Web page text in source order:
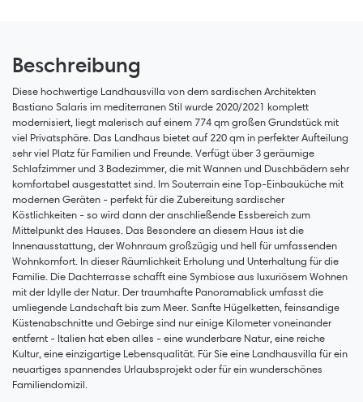
Beschreibung
Diese hochwertige Landhausvilla von dem sardischen Architekten
Bastiano Salaris im mediterranen Stil wurde 2020/2021 komplett
modernisiert, liegt malerisch auf einem 774 qm großen Grundstück mit
viel Privatsphäre. Das Landhaus bietet auf 220 qm in perfekter Aufteilung
sehr viel Platz für Familien und Freunde. Verfügt über 3 geräumige
Schlafzimmer und 3 Badezimmer, die mit Wannen und Duschbädern sehr
komfortabel ausgestattet sind. Im Souterrain eine Top-Einbauküche mit
modernen Geräten - perfekt für die Zubereitung sardischer
Köstlichkeiten - so wird dann der anschließende Essbereich zum
Mittelpunkt des Hauses. Das Besondere an diesem Haus ist die
Innenausstattung, der Wohnraum großzügig und hell für umfassenden
Wohnkomfort. In dieser Räumlichkeit Erholung und Unterhaltung für die
Familie. Die Dachterrasse schafft eine Symbiose aus luxuriösem Wohnen
mit der Idylle der Natur. Der traumhafte Panoramablick umfasst die
umliegende Landschaft bis zum Meer. Sanfte Hügelketten, feinsandige
Küstenabschnitte und Gebirge sind nur einige Kilometer voneinander
entfernt - Italien hat eben alles - eine wunderbare Natur, eine reiche
Kultur, eine einzigartige Lebensqualität. Für Sie eine Landhausvilla für ein
neuartiges spannendes Urlaubsprojekt oder für ein wunderschönes
Familiendomizil.